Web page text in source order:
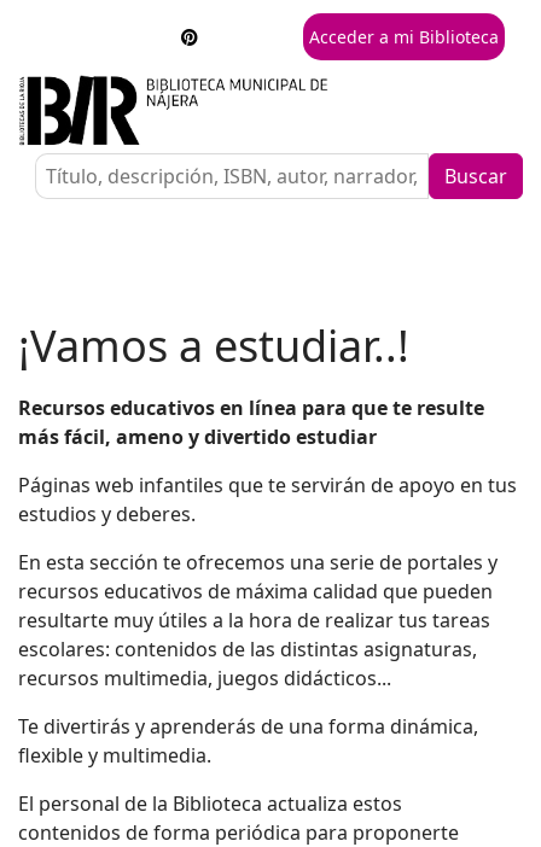
Acceder a mi Biblioteca
Buscar
¡Vamos a estudiar..!
Recursos educativos en línea para que te resulte
más fácil, ameno y divertido estudiar
Páginas web infantiles que te servirán de apoyo en tus
estudios y deberes.
En esta sección te ofrecemos una serie de portales y
recursos educativos de máxima calidad que pueden
resultarte muy útiles a la hora de realizar tus tareas
escolares: contenidos de las distintas asignaturas,
recursos multimedia, juegos didácticos...
Te divertirás y aprenderás de una forma dinámica,
flexible y multimedia.
El personal de la Biblioteca actualiza estos
contenidos de forma periódica para proponerte